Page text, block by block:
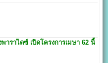
าราไดซ์ เปิดโครงการเมษา 62 นี้